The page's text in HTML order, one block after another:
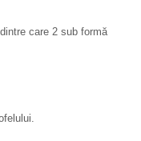
care 2 sub formă